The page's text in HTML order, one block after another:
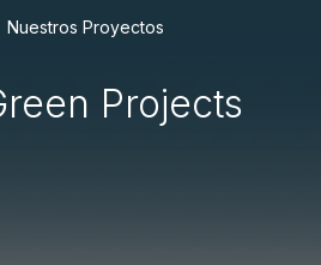
Nuestros Proyectos
Projects